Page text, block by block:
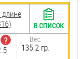
?
Вес:
135.2 гр.
В СПИСОК